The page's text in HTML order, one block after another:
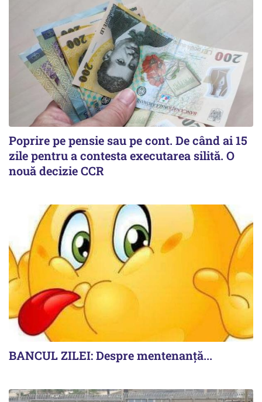
Poprire pe pensie sau pe cont. De când ai 15
zile pentru a contesta executarea silită. O
nouă decizie CCR
BANCUL ZILEI: Despre mentenanță...